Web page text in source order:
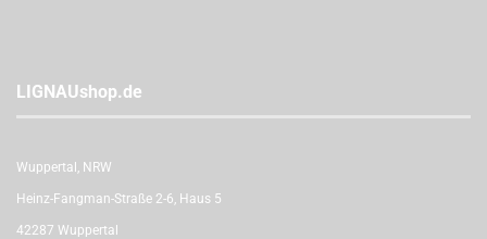
LIGNAUshop.de
Wuppertal, NRW
Heinz-Fangman-Straße 2-6, Haus 5
42287 Wuppertal